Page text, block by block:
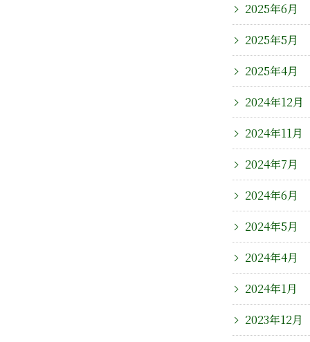
2025年6月
2025年5月
2025年4月
2024年12月
2024年11月
2024年7月
2024年6月
2024年5月
2024年4月
2024年1月
2023年12月